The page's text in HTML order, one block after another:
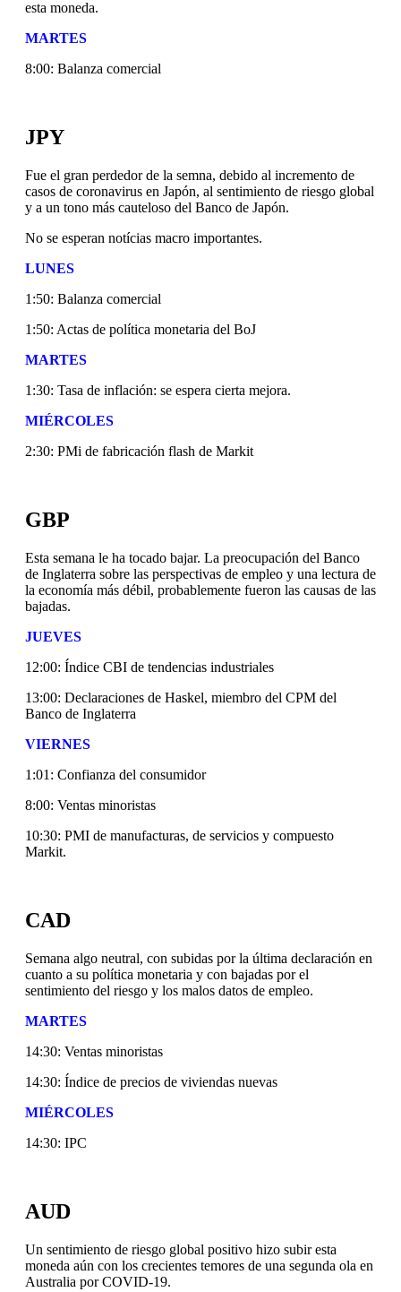
esta moneda.
MARTES
8:00: Balanza comercial
JPY
Fue el gran perdedor de la semna, debido al incremento de
casos de coronavirus en Japón, al sentimiento de riesgo global
y a un tono más cauteloso del Banco de Japón.
No se esperan notícias macro importantes.
LUNES
1:50: Balanza comercial
1:50: Actas de política monetaria del BoJ
MARTES
1:30: Tasa de inflación: se espera cierta mejora.
MIÉRCOLES
2:30: PMi de fabricación flash de Markit
GBP
Esta semana le ha tocado bajar. La preocupación del Banco
de Inglaterra sobre las perspectivas de empleo y una lectura de
la economía más débil, probablemente fueron las causas de las
bajadas.
JUEVES
12:00: Índice CBI de tendencias industriales
13:00: Declaraciones de Haskel, miembro del CPM del
Banco de Inglaterra
VIERNES
1:01: Confianza del consumidor
8:00: Ventas minoristas
10:30: PMI de manufacturas, de servicios y compuesto
Markit.
CAD
Semana algo neutral, con subidas por la última declaración en
cuanto a su política monetaria y con bajadas por el
sentimiento del riesgo y los malos datos de empleo.
MARTES
14:30: Ventas minoristas
14:30: Índice de precios de viviendas nuevas
MIÉRCOLES
14:30: IPC
AUD
Un sentimiento de riesgo global positivo hizo subir esta
moneda aún con los crecientes temores de una segunda ola en
Australia por COVID-19.